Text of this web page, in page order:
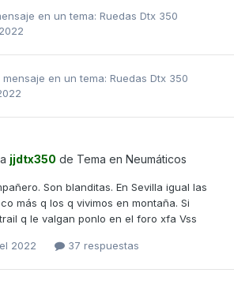
en un tema: Ruedas Dtx 350
en un tema: Ruedas Dtx 350
jjdtx350 de Tema en Neumáticos
Son blanditas. En Sevilla igual las
más q los q vivimos en montaña. Si
q le valgan ponlo en el foro xfa Vss
2022 37 respuestas